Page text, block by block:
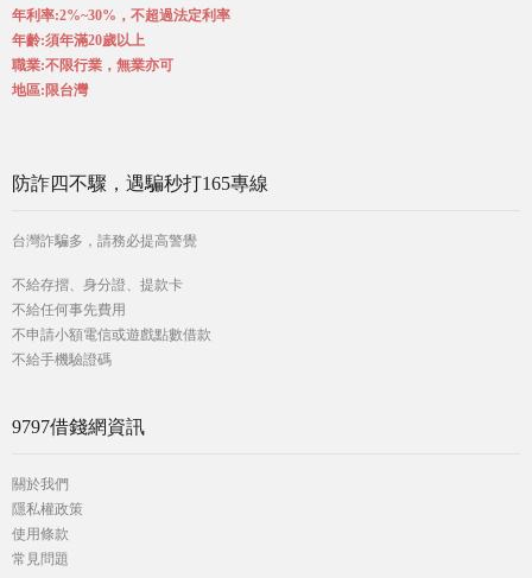
年利率:2%~30%，不超過法定利率
年齡:須年滿20歲以上
職業:不限行業，無業亦可
地區:限台灣
防詐四不驟，遇騙秒打165專線
台灣詐騙多，請務必提高警覺
不給存摺、身分證、提款卡
不給任何事先費用
不申請小額電信或遊戲點數借款
不給手機驗證碼
9797借錢網資訊
關於我們
隱私權政策
使用條款
常見問題